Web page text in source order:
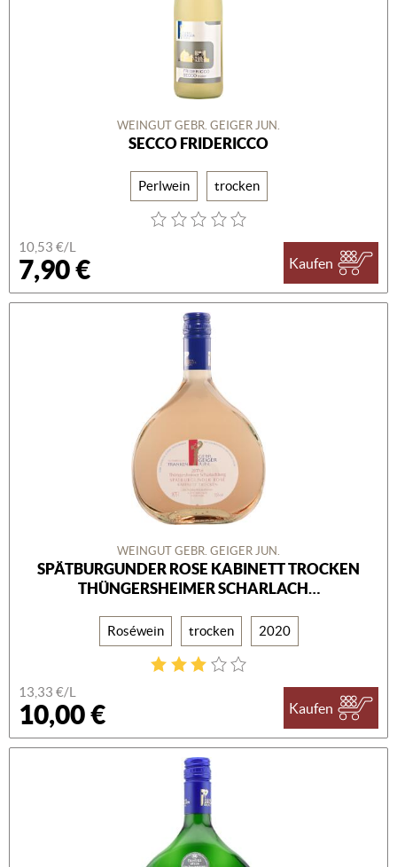
WEINGUT GEBR. GEIGER JUN.
SECCO FRIDERICCO
Perlwein trocken
10,53 €/L
7,90 € Kaufen
WEINGUT GEBR. GEIGER JUN.
SPÄTBURGUNDER ROSE KABINETT TROCKEN
THÜNGERSHEIMER SCHARLACH…
Roséwein trocken 2020
13,33 €/L
10,00 € Kaufen